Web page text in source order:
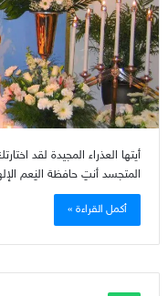
أيتها العذراء المجيدة لقد
المتجسد أنتِ حافظة النِعم
أكمل القراءة »